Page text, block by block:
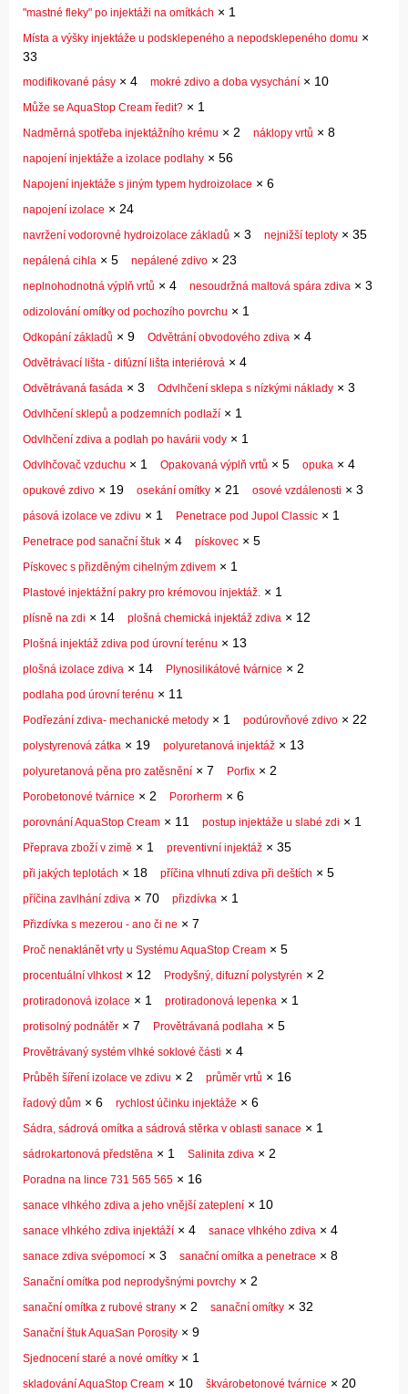
"mastné fleky" po injektáži na omítkách × 1
Místa a výšky injektáže u podsklepeného a nepodsklepeného domu ×
33
modifikované pásy × 4 mokré zdivo a doba vysychání × 10
Může se AquaStop Cream ředit? × 1
Nadměrná spotřeba injektážního krému × 2 náklopy vrtů × 8
napojení injektáže a izolace podlahy × 56
Napojení injektáže s jiným typem hydroizolace × 6
napojení izolace × 24
navržení vodorovné hydroizolace základů × 3 nejnižší teploty × 35
nepálená cihla × 5 nepálené zdivo × 23
neplnohodnotná výplň vrtů × 4 nesoudržná maltová spára zdiva × 3
odizolování omítky od pochozího povrchu × 1
Odkopání základů × 9 Odvětrání obvodového zdiva × 4
Odvětrávací lišta - difúzní lišta interiérová × 4
Odvětrávaná fasáda × 3 Odvlhčení sklepa s nízkými náklady × 3
Odvlhčení sklepů a podzemních podlaží × 1
Odvlhčení zdiva a podlah po havárii vody × 1
Odvlhčovač vzduchu × 1 Opakovaná výplň vrtů × 5 opuka × 4
opukové zdivo × 19 osekání omítky × 21 osové vzdálenosti × 3
pásová izolace ve zdivu × 1 Penetrace pod Jupol Classic × 1
Penetrace pod sanační štuk × 4 pískovec × 5
Pískovec s přizděným cihelným zdivem × 1
Plastové injektážní pakry pro krémovou injektáž. × 1
plísně na zdi × 14 plošná chemická injektáž zdiva × 12
Plošná injektáž zdiva pod úrovní terénu × 13
plošná izolace zdiva × 14 Plynosilikátové tvárnice × 2
podlaha pod úrovní terénu × 11
Podřezání zdiva- mechanické metody × 1 podúrovňové zdivo × 22
polystyrenová zátka × 19 polyuretanová injektáž × 13
polyuretanová pěna pro zatěsnění × 7 Porfix × 2
Porobetonové tvárnice × 2 Pororherm × 6
porovnání AquaStop Cream × 11 postup injektáže u slabé zdi × 1
Přeprava zboží v zimě × 1 preventivní injektáž × 35
při jakých teplotách × 18 příčina vlhnutí zdiva při deštích × 5
příčina zavlhání zdiva × 70 přizdívka × 1
Přizdívka s mezerou - ano či ne × 7
Proč nenaklánět vrty u Systému AquaStop Cream × 5
procentuální vlhkost× 12 Prodyšný, difuzní polystyrén × 2
protiradonová izolace × 1 protiradonová lepenka × 1
protisolný podnátěr × 7 Provětrávaná podlaha × 5
Provětrávaný systém vlhké soklové části × 4
Průběh šíření izolace ve zdivu × 2 průměr vrtů × 16
řadový dům × 6 rychlost účinku injektáže × 6
Sádra, sádrová omítka a sádrová stěrka v oblasti sanace × 1
sádrokartonová předstěna × 1 Salinita zdiva × 2
Poradna na lince 731 565 565 × 16
sanace vlhkého zdiva a jeho vnější zateplení × 10
sanace vlhkého zdiva injektáží × 4 sanace vlhkého zdiva × 4
sanace zdiva svépomocí × 3 sanační omítka a penetrace × 8
Sanační omítka pod neprodyšnými povrchy × 2
sanační omítka z rubové strany × 2 sanační omítky × 32
Sanační štuk AquaSan Porosity × 9
Sjednocení staré a nové omítky × 1
skladování AquaStop Cream × 10 škvárobetonové tvárnice × 20